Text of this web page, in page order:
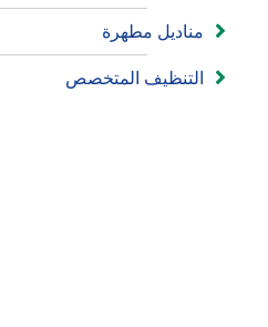
مناديل مطهرة
التنظيف المتخصص